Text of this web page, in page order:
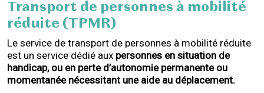
Transport de personnes à mobilité
réduite (TPMR)
Le service de transport de personnes à mobilité réduite
est un service dédié aux personnes en situation de
handicap, ou en perte d’autonomie permanente ou
momentanée nécessitant une aide au déplacement.